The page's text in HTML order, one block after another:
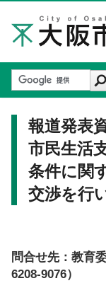
報道発表
市民生活
条件に関
交渉を行
問合せ先：教
6208-9076）